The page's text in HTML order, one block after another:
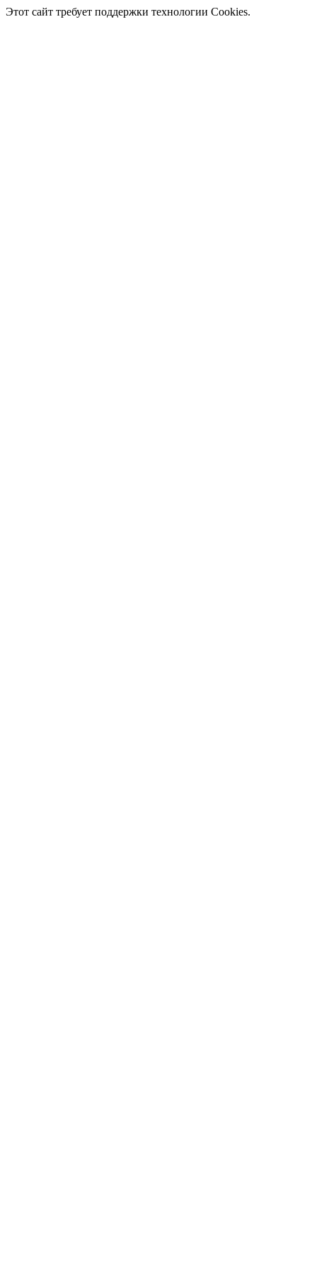
Этот сайт требует поддержки технологии Cookies.